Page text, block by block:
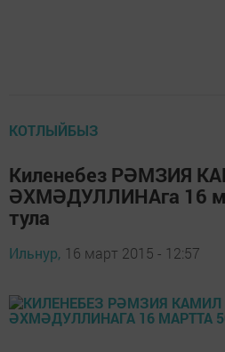
КОТЛЫЙБЫЗ
Киленебез РӘМЗИЯ
ӘХМӘДУЛЛИНАга 16
тула
Ильнур, 16 март 2015 - 12:57